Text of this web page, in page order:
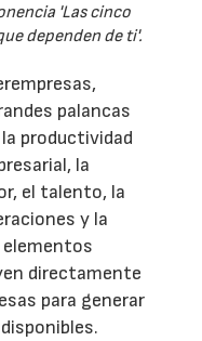
'Las cinco
dependen de ti'.
palancas
productividad
la
el talento, la
y la
directamente
para generar